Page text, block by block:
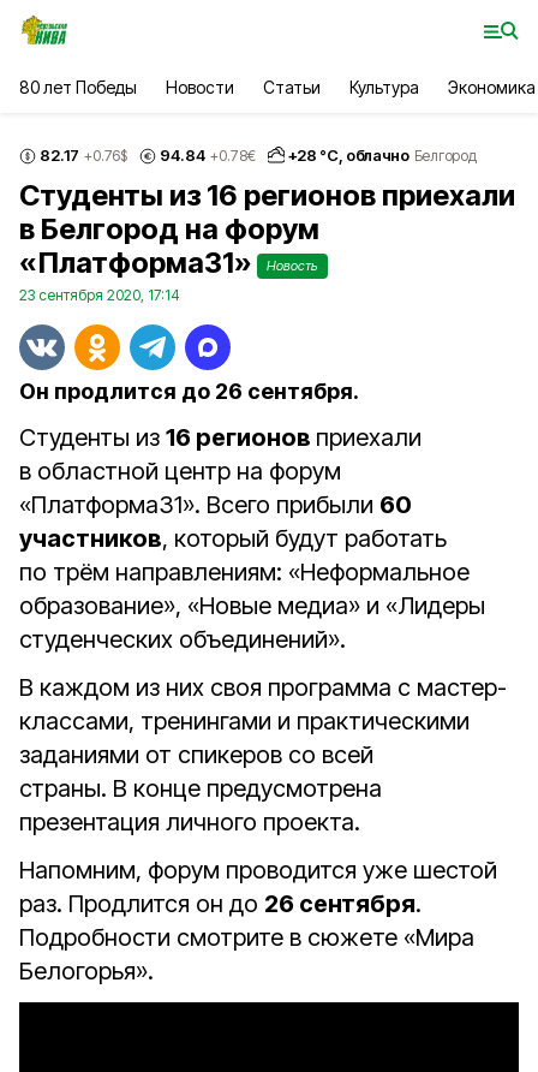
80 лет Победы Новости Статьи Культура Экономика
82.17 +0.76$ 94.84 +0.78€ +28 °С, облачно Белгород
Студенты из 16 регионов приехали
в Белгород на форум
«Платформа31»
Новость
23 сентября 2020, 17:14
Он продлится до 26 сентября.
Студенты из 16 регионов приехали
в областной центр на форум
«Платформа31». Всего прибыли 60
участников, который будут работать
по трём направлениям: «Неформальное
образование», «Новые медиа» и «Лидеры
студенческих объединений».
В каждом из них своя программа с мастер-
классами, тренингами и практическими
заданиями от спикеров со всей
страны. В конце предусмотрена
презентация личного проекта.
Напомним, форум проводится уже шестой
раз. Продлится он до 26 сентября.
Подробности смотрите в сюжете «Мира
Белогорья».